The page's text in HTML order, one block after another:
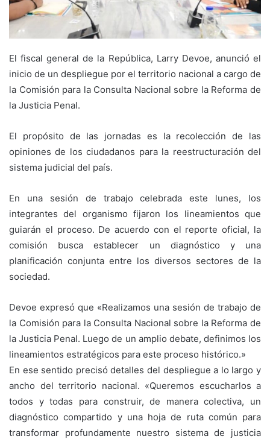
El fiscal general de la República, Larry Devoe, anunció el
inicio de un despliegue por el territorio nacional a cargo de
la Comisión para la Consulta Nacional sobre la Reforma de
la Justicia Penal.
El propósito de las jornadas es la recolección de las
opiniones de los ciudadanos para la reestructuración del
sistema judicial del país.
En una sesión de trabajo celebrada este lunes, los
integrantes del organismo fijaron los lineamientos que
guiarán el proceso. De acuerdo con el reporte oficial, la
comisión busca establecer un diagnóstico y una
planificación conjunta entre los diversos sectores de la
sociedad.
Devoe expresó que «Realizamos una sesión de trabajo de
la Comisión para la Consulta Nacional sobre la Reforma de
la Justicia Penal. Luego de un amplio debate, definimos los
lineamientos estratégicos para este proceso histórico.»
En ese sentido precisó detalles del despliegue a lo largo y
ancho del territorio nacional. «Queremos escucharlos a
todos y todas para construir, de manera colectiva, un
diagnóstico compartido y una hoja de ruta común para
transformar profundamente nuestro sistema de justicia